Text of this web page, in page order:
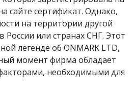
сайте сертификат. Однако,
на территории другой
или странах СНГ. Этот
легенде об ONMARK LTD,
момент фирма обладает
необходимыми для